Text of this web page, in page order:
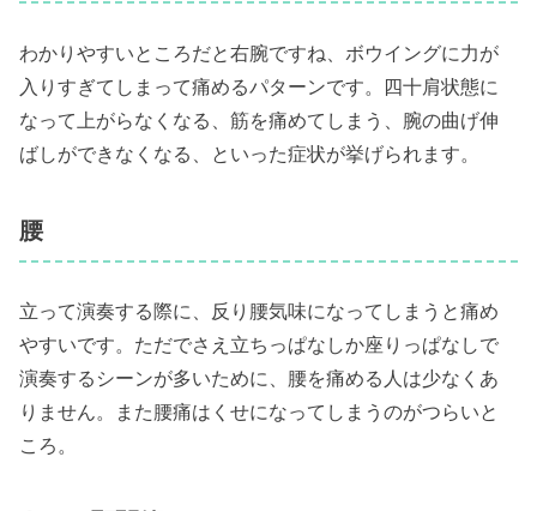
わかりやすいところだと右腕ですね、ボウイングに力が
入りすぎてしまって痛めるパターンです。四十肩状態に
なって上がらなくなる、筋を痛めてしまう、腕の曲げ伸
ばしができなくなる、といった症状が挙げられます。
腰
立って演奏する際に、反り腰気味になってしまうと痛め
やすいです。ただでさえ立ちっぱなしか座りっぱなしで
演奏するシーンが多いために、腰を痛める人は少なくあ
りません。また腰痛はくせになってしまうのがつらいと
ころ。